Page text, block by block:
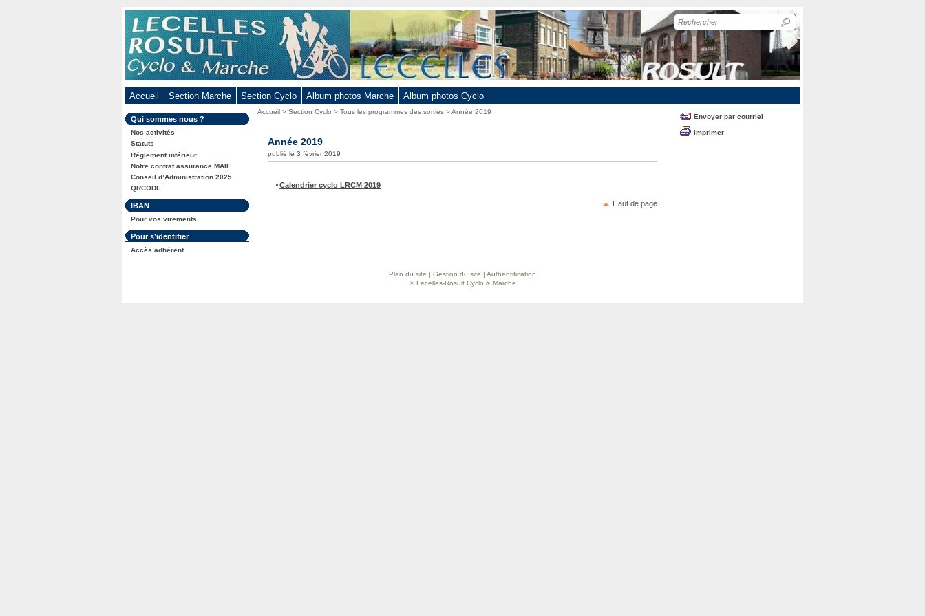
Recherche
sur
le
site
Accueil Section Marche Section Cyclo Album photos Marche Album photos Cyclo
Dans
la
rubrique
:
Qui sommes nous ?
Nos activités
Statuts
Réglement intérieur
Notre contrat assurance MAIF
Conseil d’Administration 2025
QRCODE
Dans
la
rubrique
:
IBAN
Pour vos virements
Dans
la
rubrique
Pour s’identifier
Accès adhérent
Vous
Accueil >Section Cyclo >Tous les programmes des sorties> Année 2019
Année 2019
publié le 3 février 2019
Calendrier cyclo LRCM 2019
Haut de page
Envoyer par courriel
Imprimer
Plan du site | Gestion du site | Authentification
© Lecelles-Rosult Cyclo & Marche